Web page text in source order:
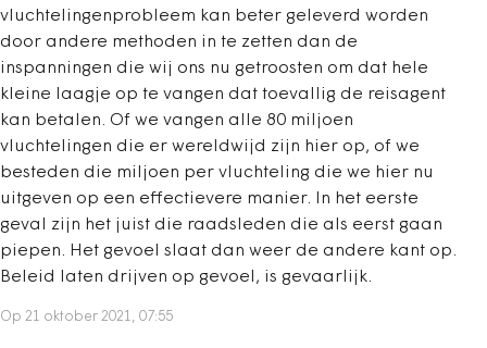
vluchtelingenprobleem kan beter geleverd worden
door andere methoden in te zetten dan de
inspanningen die wij ons nu getroosten om dat hele
kleine laagje op te vangen dat toevallig de reisagent
kan betalen. Of we vangen alle 80 miljoen
vluchtelingen die er wereldwijd zijn hier op, of we
besteden die miljoen per vluchteling die we hier nu
uitgeven op een effectievere manier. In het eerste
geval zijn het juist die raadsleden die als eerst gaan
piepen. Het gevoel slaat dan weer de andere kant op.
Beleid laten drijven op gevoel, is gevaarlijk.
Op 21 oktober 2021, 07:55